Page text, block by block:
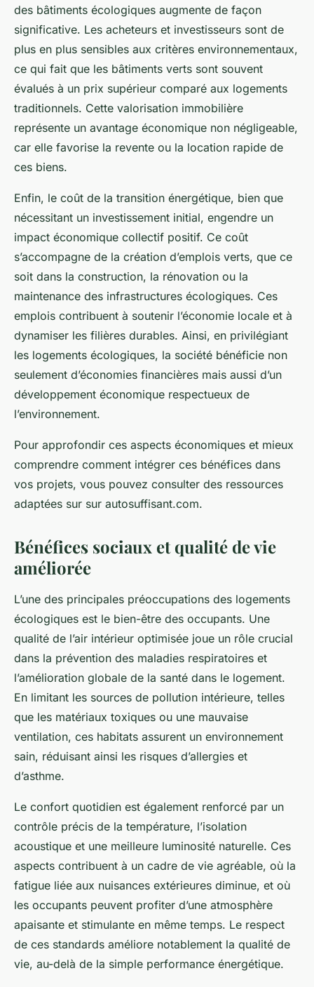
des bâtiments écologiques augmente de façon
significative. Les acheteurs et investisseurs sont de
plus en plus sensibles aux critères environnementaux,
ce qui fait que les bâtiments verts sont souvent
évalués à un prix supérieur comparé aux logements
traditionnels. Cette valorisation immobilière
représente un avantage économique non négligeable,
car elle favorise la revente ou la location rapide de
ces biens.
Enfin, le coût de la transition énergétique, bien que
nécessitant un investissement initial, engendre un
impact économique collectif positif. Ce coût
s’accompagne de la création d’emplois verts, que ce
soit dans la construction, la rénovation ou la
maintenance des infrastructures écologiques. Ces
emplois contribuent à soutenir l’économie locale et à
dynamiser les filières durables. Ainsi, en privilégiant
les logements écologiques, la société bénéficie non
seulement d’économies financières mais aussi d’un
développement économique respectueux de
l’environnement.
Pour approfondir ces aspects économiques et mieux
comprendre comment intégrer ces bénéfices dans
vos projets, vous pouvez consulter des ressources
adaptées sur sur autosuffisant.com.
Bénéfices sociaux et qualité de vie
améliorée
L’une des principales préoccupations des logements
écologiques est le bien-être des occupants. Une
qualité de l’air intérieur optimisée joue un rôle crucial
dans la prévention des maladies respiratoires et
l’amélioration globale de la santé dans le logement.
En limitant les sources de pollution intérieure, telles
que les matériaux toxiques ou une mauvaise
ventilation, ces habitats assurent un environnement
sain, réduisant ainsi les risques d’allergies et
d’asthme.
Le confort quotidien est également renforcé par un
contrôle précis de la température, l’isolation
acoustique et une meilleure luminosité naturelle. Ces
aspects contribuent à un cadre de vie agréable, où la
fatigue liée aux nuisances extérieures diminue, et où
les occupants peuvent profiter d’une atmosphère
apaisante et stimulante en même temps. Le respect
de ces standards améliore notablement la qualité de
vie, au-delà de la simple performance énergétique.